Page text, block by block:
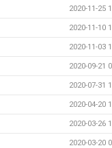
2020-11-25
2020-11-10
2020-11-03
2020-09-21
2020-07-31
2020-04-20
2020-03-26
2020-03-20